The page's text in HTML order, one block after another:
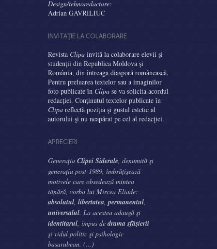
Design/tehnoredactare:
Adrian GAVRILIUC
INVITAŢIE LA COLABORARE
Revista Clipa invită la colaborare elevii şi
studenţii din Republica Moldova şi
România, din întreaga diasporă românească.
Pentru preluarea textelor sau a imaginilor
foto publicate în Clipa se va solicita acordul
redacţiei. Conţinutul textelor publicate în
Clipa reflectă poziţia şi gustul estetic al
autorului şi nu neapărat pe cel al redacţiei.
APRECIERI
Generaţia Clipei Siderale, denumită şi
generaţia post-1989, îmbrăţişează
motivele care obsedează mintea
tânără, vorba lui Mircea Eliade:
absolutul, libertatea,permanentul,
universalul. La acestea adaugă şi
identitarul, impus dedrama sfâşierii
şi vidul politic şi psihologic
basarabean. (...)